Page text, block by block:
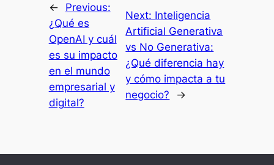
←
Previous:
¿Qué es
OpenAI y cuál
es su impacto
en el mundo
empresarial y
digital?
Next: Inteligencia
Artificial Generativa
vs No Generativa:
¿Qué diferencia hay
y cómo impacta a tu
negocio?
→